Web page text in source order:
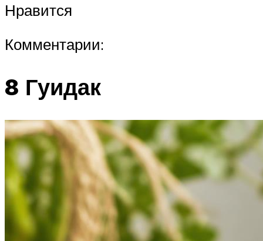
Нравится
Комментарии:
8 Гуидак